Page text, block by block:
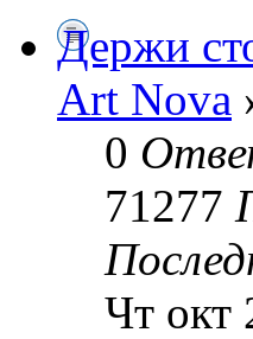
Держи
Art Nova
0
71277
Чт окт